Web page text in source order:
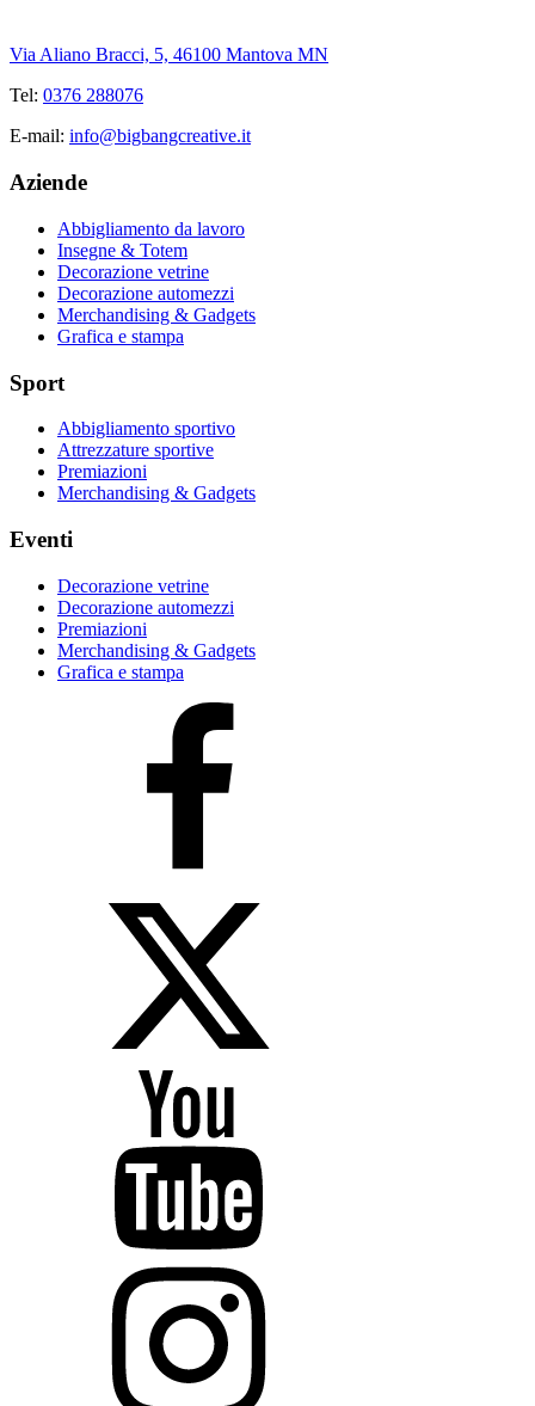
Via Aliano Bracci, 5, 46100 Mantova MN
Tel: 0376 288076
E-mail: info@bigbangcreative.it
Aziende
Abbigliamento da lavoro
Insegne & Totem
Decorazione vetrine
Decorazione automezzi
Merchandising & Gadgets
Grafica e stampa
Sport
Abbigliamento sportivo
Attrezzature sportive
Premiazioni
Merchandising & Gadgets
Eventi
Decorazione vetrine
Decorazione automezzi
Premiazioni
Merchandising & Gadgets
Grafica e stampa